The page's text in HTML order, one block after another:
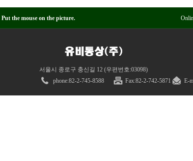
the mouse on the picture.
서울시 종로구 충신길 12 (우편번호:03098)
phone:82-2-745-8588 Fax:82-2-742-5871 E-